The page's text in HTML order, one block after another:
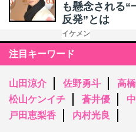
も懸念される“
反発”とは
イケメン
注目キーワード
山田涼介 佐野勇斗 高
松山ケンイチ
蒼井優
戸田恵梨香
内村光良